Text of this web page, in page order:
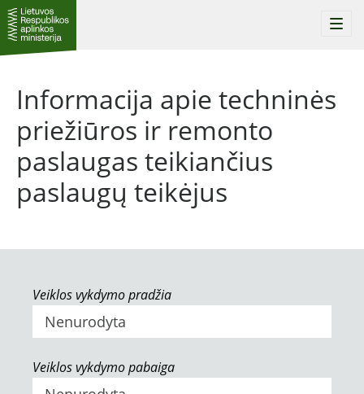
Informacija apie techninės
priežiūros ir remonto
paslaugas teikiančius
paslaugų teikėjus
Veiklos vykdymo pradžia
Veiklos vykdymo pabaiga